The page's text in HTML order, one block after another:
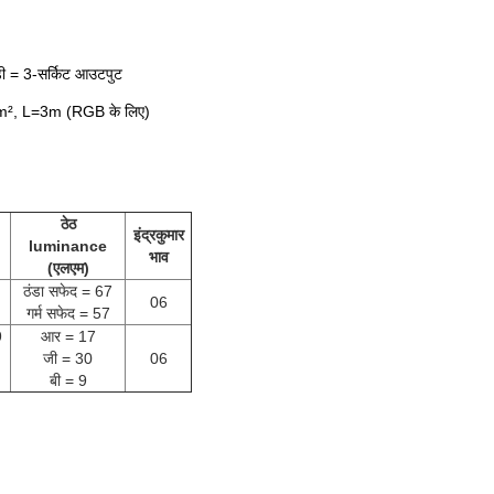
= 3-सर्किट आउटपुट
L=3m (RGB के लिए)
ठेठ
luminance
(एलएम)
इंद्रकुमार
भाव
ठंडा सफेद = 67
गर्म सफेद = 57
06
आर = 17
जी = 30
बी = 9
06